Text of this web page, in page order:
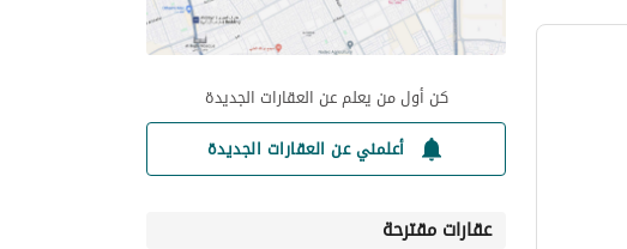
كن أول من يعلم عن العقارات الجديدة
أعلمني عن العقارات الجديدة
عقارات مقترحة